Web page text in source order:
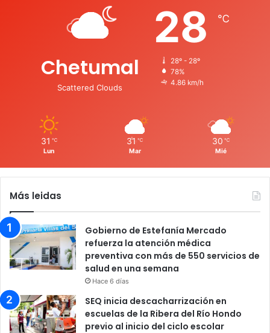
Chetumal
Scattered Clouds
28 ℃
28º - 28º
78%
4.86 km/h
31 ℃
Lun
31 ℃
Mar
30 ℃
Mié
Más leidas
Gobierno de Estefanía Mercado
refuerza la atención médica
preventiva con más de 550 servicios de
salud en una semana
Hace 6 días
SEQ inicia descacharrización en
escuelas de la Ribera del Río Hondo
previo al inicio del ciclo escolar